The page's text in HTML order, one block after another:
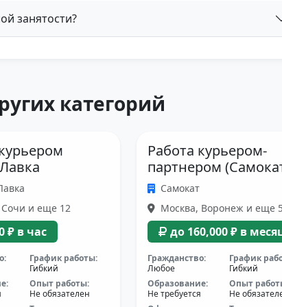
занятости?
категорий
и еще 12
₽ в час
График работы:
Гибкий
Опыт работы:
Не обязателен
Работа курьером-
партнером
Самокат
Москва, Воронеж и еще
до 160,000 ₽ в
Гражданство:
Любое
График
Гибкий
Образование:
Не требуется
Опыт
Не